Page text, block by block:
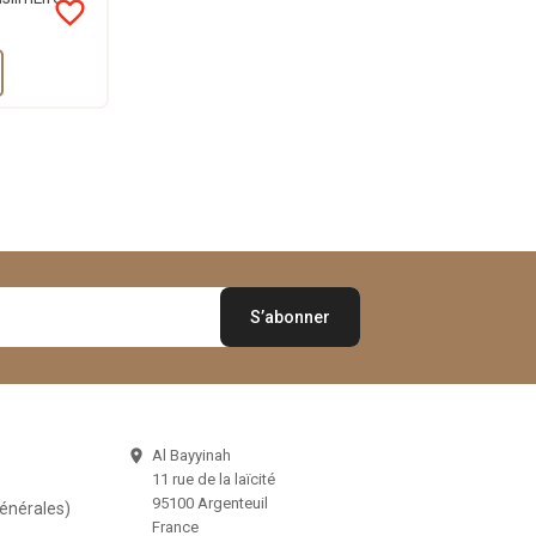
favorite_border
 Al Bayyinah
11 rue de la laïcité
95100 Argenteuil
France